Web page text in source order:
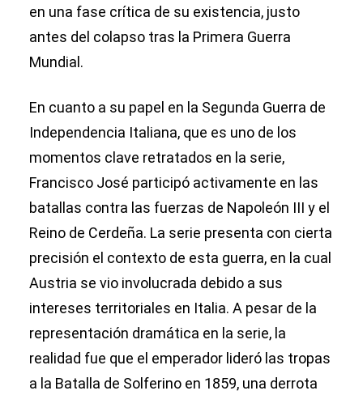
en una fase crítica de su existencia, justo
antes del colapso tras la Primera Guerra
Mundial.
En cuanto a su papel en la Segunda Guerra de
Independencia Italiana, que es uno de los
momentos clave retratados en la serie,
Francisco José participó activamente en las
batallas contra las fuerzas de Napoleón III y el
Reino de Cerdeña. La serie presenta con cierta
precisión el contexto de esta guerra, en la cual
Austria se vio involucrada debido a sus
intereses territoriales en Italia. A pesar de la
representación dramática en la serie, la
realidad fue que el emperador lideró las tropas
a la Batalla de Solferino en 1859, una derrota